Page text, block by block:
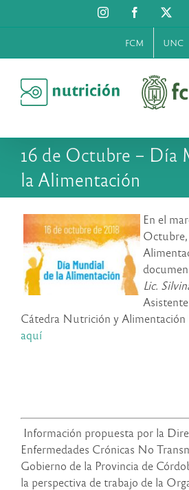
al
InstagramFacebook
FCM UNC
16 de Octubre – Día
la Alimentación
En el
Lic.
Cátedra Nutrición y Alimentación
aquí
Información propuesta por la
Enfermedades Crónicas No
Gobierno de la Provincia de
la perspectiva de trabajo de la